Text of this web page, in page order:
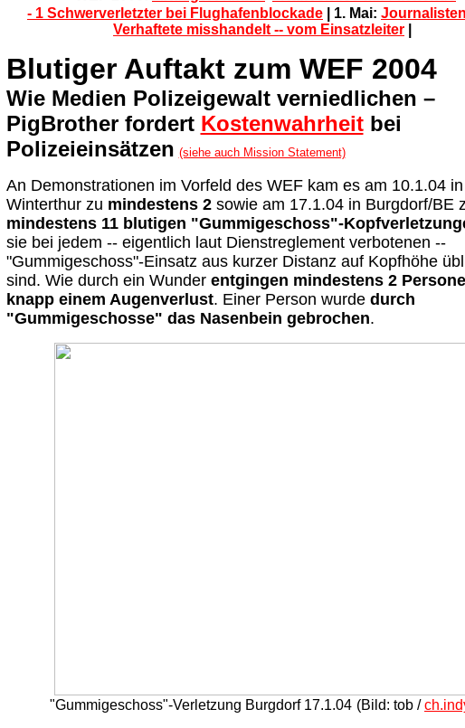
- 1 Schwerverletzter bei Flughafenblockade | 1. Mai:
Verhaftete misshandelt -- vom Einsatzleiter
Blutiger Auftakt zum WEF 2004
Wie Medien Polizeigewalt verniedlichen –
PigBrother fordert Kostenwahrheitbei
Polizeieinsätzen (siehe auch Mission Statement)
An Demonstrationen im Vorfeld des WEF kam es am 10.1.04 in
Winterthur zu mindestens 2sowie am 17.1.04 in Burgdorf/BE
mindestens 11 blutigen "Gummigeschoss"-
sie bei jedem -- eigentlich laut Dienstreglement verbotenen --
"Gummigeschoss"-Einsatzaus kurzer Distanz auf Kopfhöhe
sind. Wie durch ein Wunder entgingen mindestens 2
knapp einem Augenverlust. Einer Person wurde durch
"Gummigeschosse" das Nasenbein gebrochen.
"Gummigeschoss"-Verletzung Burgdorf 17.1.04 (Bild: tob /